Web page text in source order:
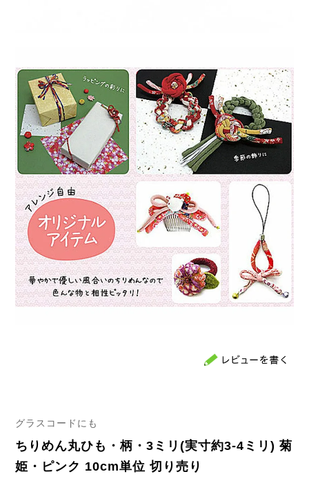
グラスコードにも
ちりめん丸ひも・柄・3ミリ(実寸約3-4ミリ) 菊
姫・ピンク 10cm単位 切り売り